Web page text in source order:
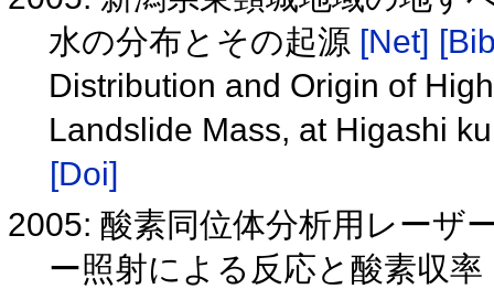
水の分布とその起源 [Net]
Distribution and Origin of
Landslide Mass, at Higashi
[Doi]
2005: 酸素同位体分析用レーザ
ー照射による反応と酸素収率